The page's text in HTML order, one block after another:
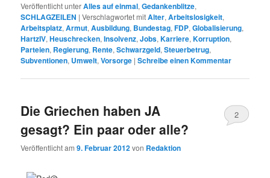
Veröffentlicht unterAlles auf einmal,Gedankenblitze,
SCHLAGZEILEN |Verschlagwortet mitAlter,Arbeitslosigkeit,
Arbeitsplatz,Armut,Ausbildung, Bundestag,FDP,Globalisierung,
HartzIV,Heuschrecken,Insolvenz,Jobs,Karriere,Korruption,
Parteien, Regierung, Rente,Schwarzgeld,Steuerbetrug,
Subventionen, Umwelt,Vorsorge |Schreibe einen Kommentar
Die Griechen haben JA
gesagt? Ein paar oder alle?
Veröffentlicht am9. Februar 2012von Redaktion
2